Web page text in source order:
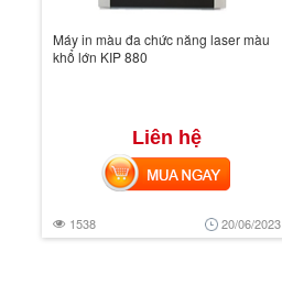
Máy in màu đa chức năng laser màu
khổ lớn KIP 880
Liên hệ
1538 20/06/2023
MUA NGAY